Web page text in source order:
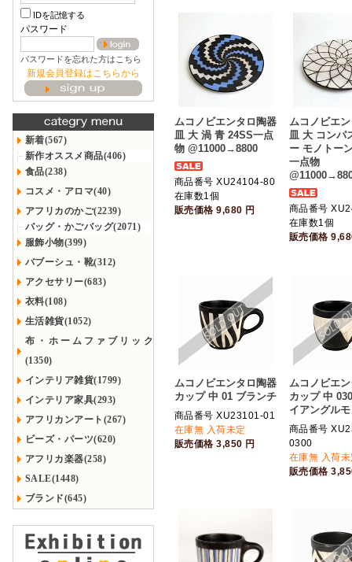
IDを記憶する
パスワード
パスワードを忘れた方はこちら
新規会員登録はこちらから
新着(567)
新作オススメ商品(406)
食品(238)
コスメ・アロマ(40)
アフリカのかご(2239)
バッグ・かごバッグ(2071)
服飾小物(399)
バブーシュ・靴(312)
アクセサリー(683)
衣料(108)
生活雑貨(1052)
布・ホームファブリック
(1350)
インテリア雑貨(1799)
インテリア家具(293)
アフリカンアート(267)
ビーズ・パーツ(620)
アフリカ楽器(258)
SALE(1448)
ブランド(645)
ムコノビエンタロ陶器
皿 大 渦 青 24SS一点
物 @11000→8800
商品番号 XU24104-80
在庫数1個
販売価格9,680 円
ムコノビエ
皿 大 コンパ
ー モノトー
一点物
商品番号
在庫数1個
販売価格
ムコノビエンタロ陶器
カップ 中 01 ブランチ
商品番号 XU23101-01
在庫無 入荷未定
販売価格3,850 円
ムコノビエ
カップ 中
イアングル
商品番号
0300
在庫無 入荷
販売価格